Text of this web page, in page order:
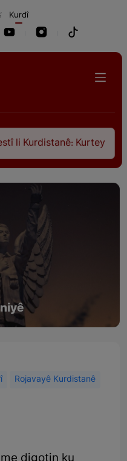
Kurdî
Kurteya
Rojavayê Kurdistanê